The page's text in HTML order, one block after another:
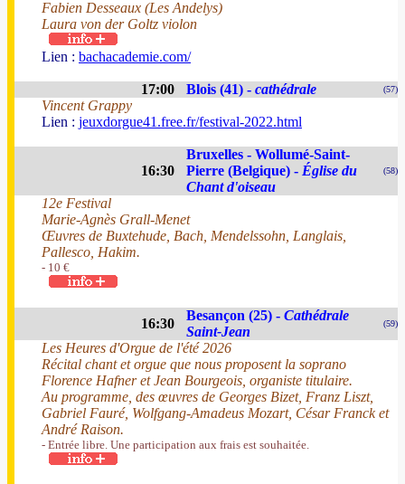
Fabien Desseaux (Les Andelys)
Laura von der Goltz violon
Lien : bachacademie.com/
17:00 Blois (41) - cathédrale (57)
Vincent Grappy
Lien : jeuxdorgue41.free.fr/festival-2022.html
16:30
Bruxelles - Wollumé-Saint-
Pierre (Belgique) - Église du
Chant d'oiseau
(58)
12e Festival
Marie-Agnès Grall-Menet
Œuvres de Buxtehude, Bach, Mendelssohn, Langlais,
Pallesco, Hakim.
- 10 €
16:30
Besançon (25) - Cathédrale
Saint-Jean
(59)
Les Heures d'Orgue de l'été 2026
Récital chant et orgue que nous proposent la soprano
Florence Hafner et Jean Bourgeois, organiste titulaire.
Au programme, des œuvres de Georges Bizet, Franz Liszt,
Gabriel Fauré, Wolfgang-Amadeus Mozart, César Franck et
André Raison.
- Entrée libre. Une participation aux frais est souhaitée.